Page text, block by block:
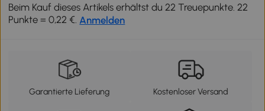
Beim Kauf dieses Artikels erhältst du 22 Treuepunkte. 22
Punkte = 0,22 €. Anmelden
Garantierte Lieferung Kostenloser Versand